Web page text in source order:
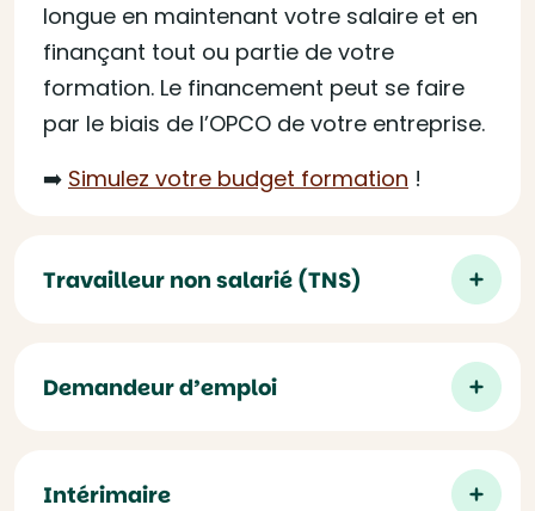
longue en maintenant votre salaire et en
finançant tout ou partie de votre
formation. Le financement peut se faire
par le biais de l’OPCO de votre entreprise.
➡️ Simulez votre budget formation !
Travailleur non salarié (TNS)
Demandeur d’emploi
Intérimaire